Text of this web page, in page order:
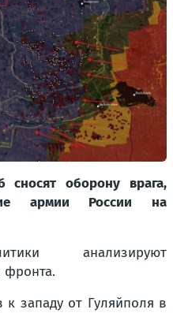
оборону врага,
армии России на
анализируют
фронта.
к западу от Гуляйполя в